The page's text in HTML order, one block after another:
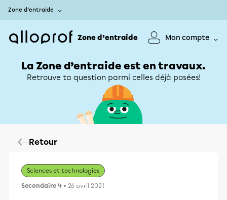
Zone d’entraide
Zone d’entraide Mon compte
La Zone d’entraide est en travaux.
Retrouve ta question parmi celles déjà posées!
Retour
Sciences et technologies
Secondaire 4 • 26 avril 2021